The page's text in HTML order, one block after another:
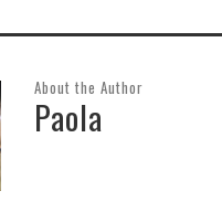
About the Author
Paola